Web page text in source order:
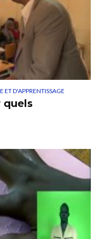
ET D'APPRENTISSAGE